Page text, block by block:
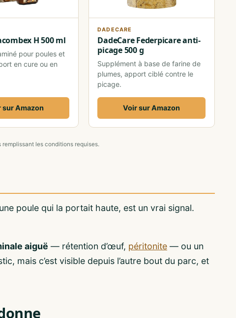
H 500 ml
pour poules et
en cure ou en
sur Amazon
DADECARE
DadeCare Federpicare anti-
picage 500 g
Supplément à base de farine de
plumes, apport ciblé contre le
picage.
Voir sur Amazon
les conditions requises.
poule qui la portait haute, est un vrai signal.
aiguë — rétention d’œuf, péritonite — ou un
mais c’est visible depuis l’autre bout du parc, et